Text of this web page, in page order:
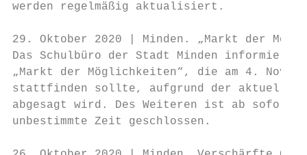
werden regelmäßig aktualisiert.
29. Oktober 2020 | Minden. „Markt der
Das Schulbüro der Stadt Minden informiert
„Markt der Möglichkeiten“, die am 4.
stattfinden sollte, aufgrund der aktuellen
abgesagt wird. Des Weiteren ist ab sofort
unbestimmte Zeit geschlossen.